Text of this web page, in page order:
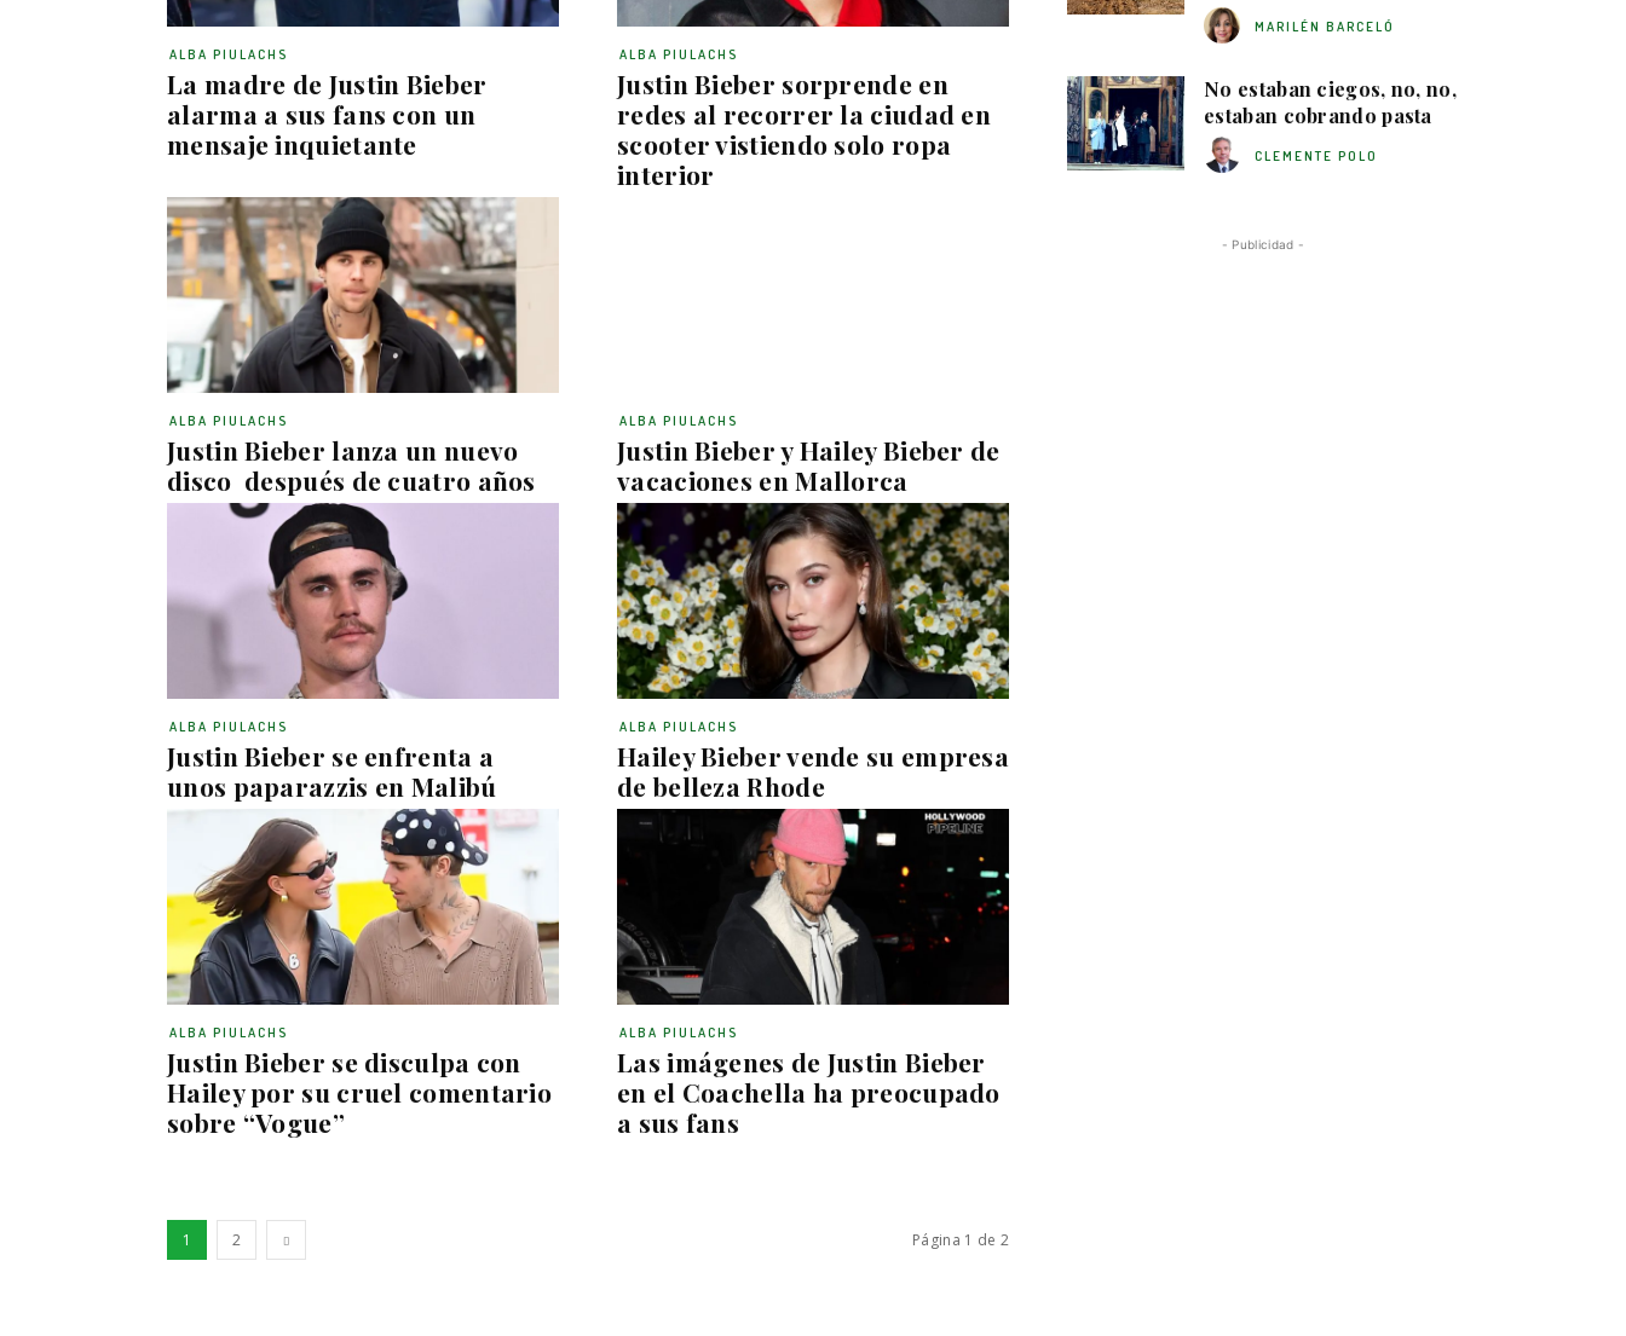
La madre de Justin Bieber
alarma a sus fans con un
mensaje inquietante
ALBA PIULACHS
Justin Bieber sorprende en
redes al recorrer la ciudad en
scooter vistiendo solo ropa
interior
ALBA PIULACHS
Justin Bieber lanza un nuevo
disco después de cuatro años
ALBA PIULACHS
Justin Bieber y Hailey Bieber de
vacaciones en Mallorca
ALBA PIULACHS
Justin Bieber se enfrenta a
unos paparazzis en Malibú
ALBA PIULACHS
Hailey Bieber vende su empresa
de belleza Rhode
ALBA PIULACHS
Justin Bieber se disculpa con
Hailey por su cruel comentario
sobre “Vogue”
ALBA PIULACHS
Las imágenes de Justin Bieber
en el Coachella ha preocupado
a sus fans
ALBA PIULACHS
1 2 Página 1 de 2
MARILÉN BARCELÓ
No estaban ciegos, no, no,
estaban cobrando pasta
CLEMENTE POLO
- Publicidad -